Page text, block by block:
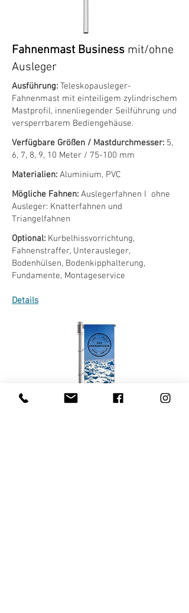
Fahnenmast Business mit/ohne
Ausleger
Ausführung: Teleskopausleger-
Fahnenmast mit einteiligem zylindrischem
Mastprofil, innenliegender Seilführung und
versperrbarem Bediengehäuse.
Verfügbare Größen / Mastdurchmesser: 5,
6, 7, 8, 9, 10 Meter / 75-100 mm
Materialien: Aluminium, PVC
Mögliche Fahnen: Auslegerfahnen I ohne
Ausleger: Knatterfahnen und
Triangelfahnen
Optional: Kurbelhissvorrichtung,
Fahnenstraffer, Unterausleger,
Bodenhülsen, Bodenkipphalterung,
Fundamente, Montageservice
Details